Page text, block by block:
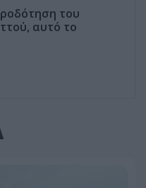
του
αυτό το